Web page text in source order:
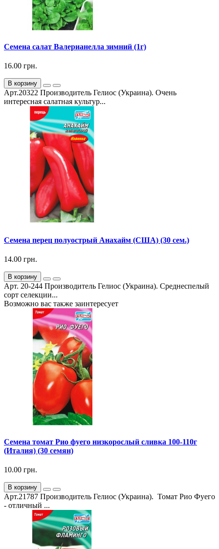
Семена салат Валерианелла зимний (1г)
16.00 грн.
В корзину
Арт.20322 Производитель Гелиос (Украина). Очень
интересная салатная культур...
Семена перец полуострый Анахайм (США) (30 сем.)
14.00 грн.
В корзину
Арт. 20-244 Производитель Гелиос (Украина). Среднеспелый
сорт селекции...
Возможно вас также заинтересует
Семена томат Рио фуего низкорослый сливка 100-110г
(Италия) (30 семян)
10.00 грн.
В корзину
Арт.21787 Производитель Гелиос (Украина). Томат Рио Фуего
- отличный ...